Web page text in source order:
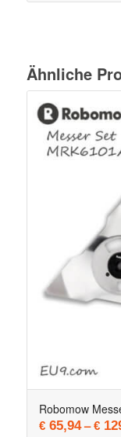
Ähnliche
Robomow
€65,94–€